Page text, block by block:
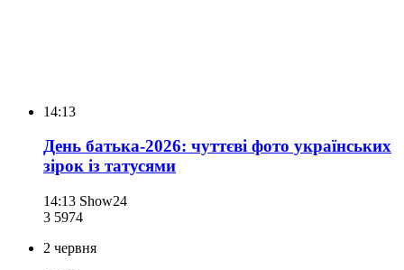
14:13
День батька-2026: чуттєві фото українських
зірок із татусями
14:13 Show24
3 5974
2 червня